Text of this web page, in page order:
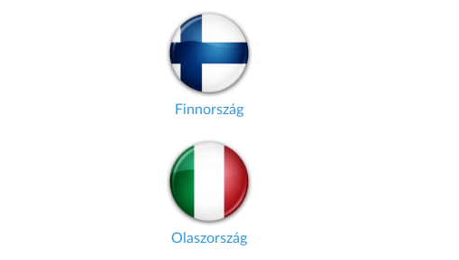
Finnország
Olaszország